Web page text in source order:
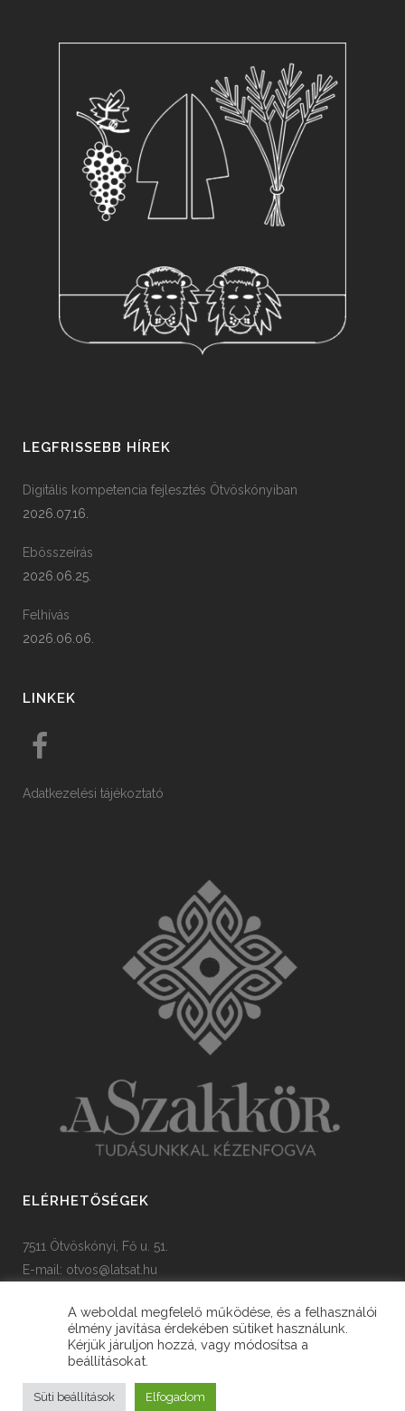
LEGFRISSEBB HÍREK
Digitális kompetencia fejlesztés Ötvöskónyiban
2026.07.16.
Ebösszeírás
2026.06.25.
Felhívás
2026.06.06.
LINKEK
Adatkezelési tájékoztató
ELÉRHETŐSÉGEK
7511 Ötvöskónyi, Fő u. 51.
E-mail: otvos@latsat.hu
© Copyright Ötvöskónyi Község Önkormányzata
A weboldal megfelelő működése, és a felhasználói
élmény javítása érdekében sütiket használunk.
Kérjük járuljon hozzá, vagy módosítsa a
beállításokat.
Süti beállítások Elfogadom